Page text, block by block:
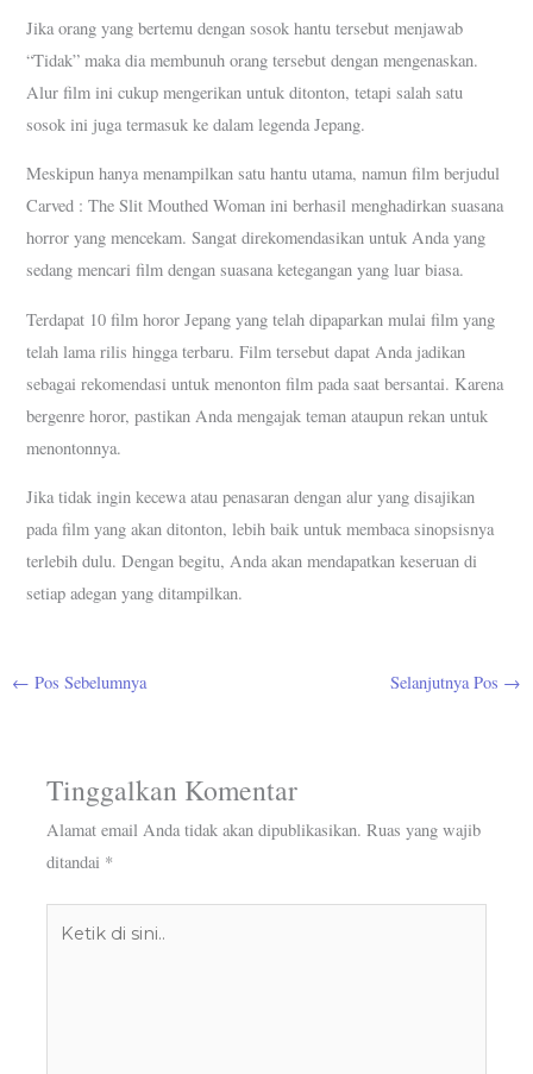
Jika orang yang bertemu dengan sosok hantu tersebut menjawab
“Tidak” maka dia membunuh orang tersebut dengan mengenaskan.
Alur film ini cukup mengerikan untuk ditonton, tetapi salah satu
sosok ini juga termasuk ke dalam legenda Jepang.
Meskipun hanya menampilkan satu hantu utama, namun film berjudul
Carved : The Slit Mouthed Woman ini berhasil menghadirkan suasana
horror yang mencekam. Sangat direkomendasikan untuk Anda yang
sedang mencari film dengan suasana ketegangan yang luar biasa.
Terdapat 10 film horor Jepang yang telah dipaparkan mulai film yang
telah lama rilis hingga terbaru. Film tersebut dapat Anda jadikan
sebagai rekomendasi untuk menonton film pada saat bersantai. Karena
bergenre horor, pastikan Anda mengajak teman ataupun rekan untuk
menontonnya.
Jika tidak ingin kecewa atau penasaran dengan alur yang disajikan
pada film yang akan ditonton, lebih baik untuk membaca sinopsisnya
terlebih dulu. Dengan begitu, Anda akan mendapatkan keseruan di
setiap adegan yang ditampilkan.
← Pos Sebelumnya Selanjutnya Pos →
Tinggalkan Komentar
Alamat email Anda tidak akan dipublikasikan. Ruas yang wajib
ditandai *